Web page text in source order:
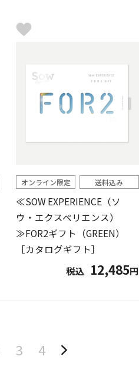
オンライン限定 送料込み
≪SOW EXPERIENCE（ソ
ウ・エクスペリエンス）
≫FOR2ギフト（GREEN）
［カタログギフト］
税込 12,485円
3 4